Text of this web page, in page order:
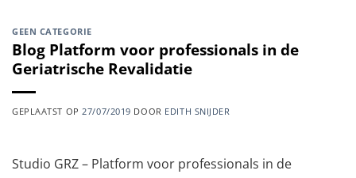
GEEN CATEGORIE
Blog Platform voor professionals in de
Geriatrische Revalidatie
GEPLAATST OP 27/07/2019 DOOR EDITH SNIJDER
Studio GRZ – Platform voor professionals in de